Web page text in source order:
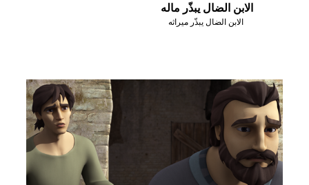
الابن الضال يبذّر ماله
الابن الضال يبذّر ميراثه